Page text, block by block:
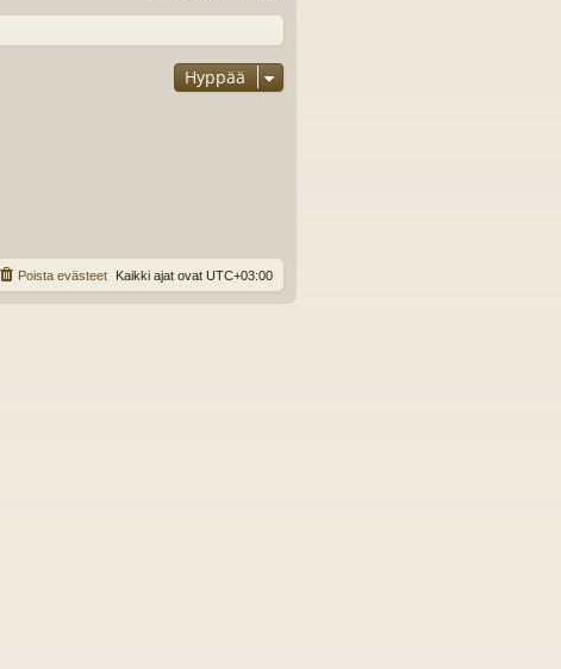
Hyppää
Kaikki ajat ovat UTC+03:00
Poista evästeet